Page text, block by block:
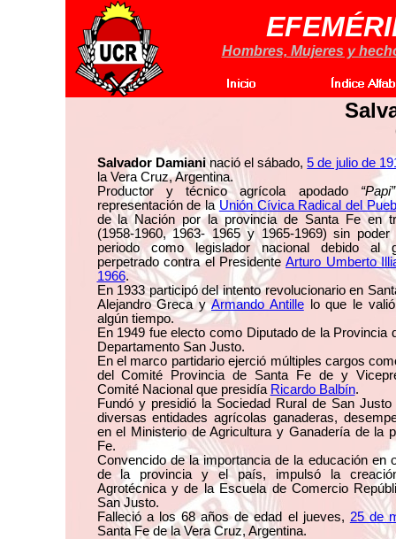
Hombres, Mujeres y
Salvador Damianinació el sábado,5 de julio de
la Vera Cruz, Argentina.
Productor y técnico agrícola apodado “Papi”
representación de la Unión Cívica Radical del
de la Nación por la provincia de Santa Fe en
(1958-1960, 1963- 1965 y 1965-1969) sin
periodo como legislador nacional debido al
perpetrado contra el PresidenteArturo Umberto
1966.
En 1933 participó del intento revolucionario en
Alejandro Greca yArmando Antillelo que le valió
algún tiempo.
En 1949 fue electo como Diputado de la Provincia
Departamento San Justo.
En el marco partidario ejerció múltiples cargos
del Comité Provincia de Santa Fe de y
Comité Nacional que presidía Ricardo Balbín.
Fundó y presidió la Sociedad Rural de San
diversas entidades agrícolas ganaderas,
en el Ministerio de Agricultura y Ganadería de la
Fe.
Convencido de la importancia de la educación en
de la provincia y el país, impulsó la
Agrotécnica y de la Escuela de Comercio
San Justo.
Falleció a los 68 años de edad el jueves, 25 de
Santa Fe de la Vera Cruz, Argentina.